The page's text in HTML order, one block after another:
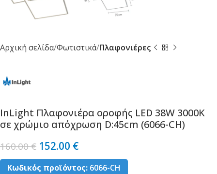
Αρχική σελίδα Φωτιστικά Πλαφονιέρες
InLight Πλαφονιέρα οροφής LED 38W 3000Κ
σε χρώμιο απόχρωση D:45cm (6066-CH)
160.00€ 152.00 €
Κωδικός προϊόντος: 6066-CH